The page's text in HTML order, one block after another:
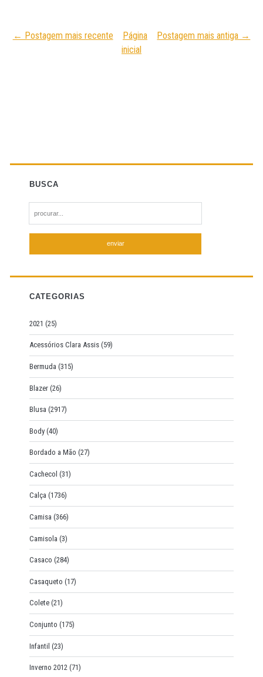
← Postagem mais recente Postagem mais antiga →
Página
inicial
BUSCA
e
h
f
r
:
CATEGORIAS
2021 (25)
Acessórios Clara Assis (59)
Bermuda (315)
Blazer (26)
Blusa (2917)
Body (40)
Bordado a Mão (27)
Cachecol (31)
Calça (1736)
Camisa (366)
Camisola (3)
Casaco (284)
Casaqueto (17)
Colete (21)
Conjunto (175)
Infantil (23)
Inverno 2012 (71)